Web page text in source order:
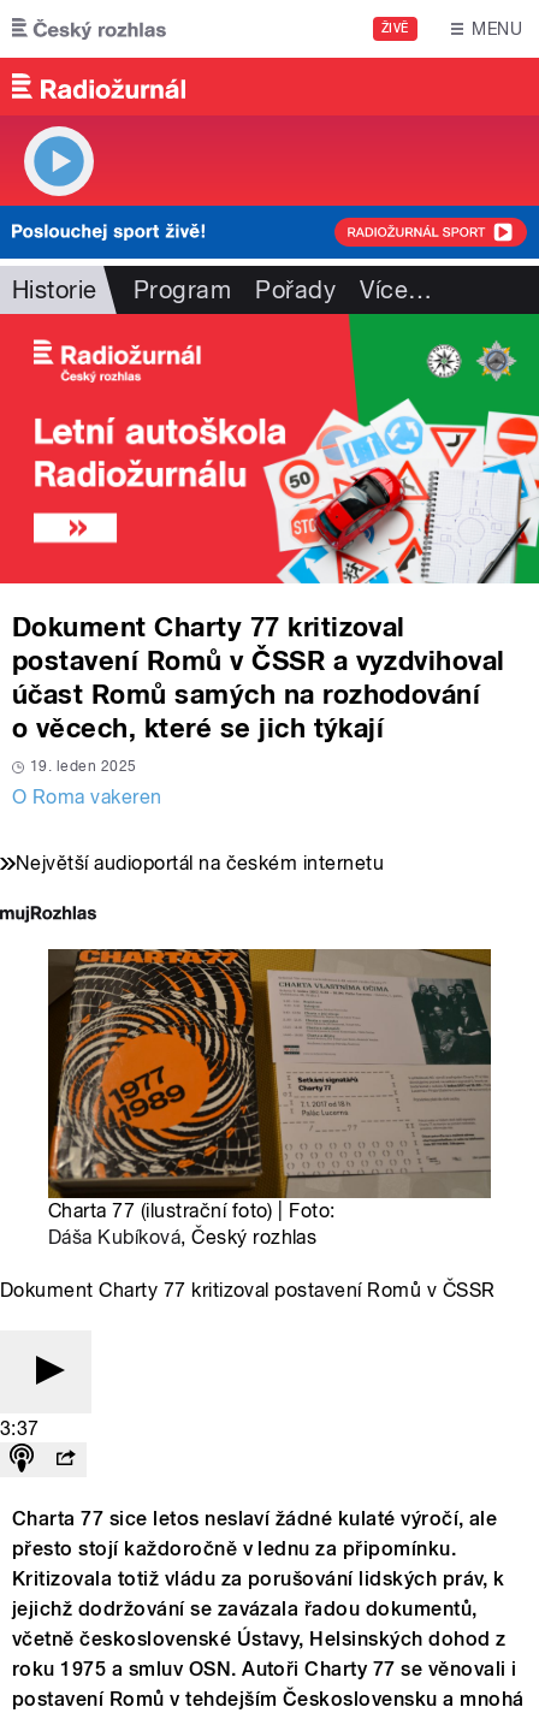
Přejít k hlavnímu obsahu
ŽIVĚ MENU
Historie Program Pořady Více…
Dokument Charty 77 kritizoval
postavení Romů v ČSSR a vyzdvihoval
účast Romů samých na rozhodování
o věcech, které se jich týkají
19. leden 2025
O Roma vakeren
Největší audioportál na českém internetu
Charta 77 (ilustrační foto) | Foto:
Dáša Kubíková, Český rozhlas
Dokument Charty 77 kritizoval postavení Romů v ČSSR
3:37
Charta 77 sice letos neslaví žádné kulaté výročí, ale
přesto stojí každoročně v lednu za připomínku.
Kritizovala totiž vládu za porušování lidských práv, k
jejichž dodržování se zavázala řadou dokumentů,
včetně československé Ústavy, Helsinských dohod z
roku 1975 a smluv OSN. Autoři Charty 77 se věnovali i
postavení Romů v tehdejším Československu a mnohá